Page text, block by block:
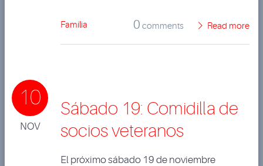
Familia 0 comments Read more
10
NOV
Sábado 19: Comidilla de
socios veteranos
El próximo sábado 19 de noviembre